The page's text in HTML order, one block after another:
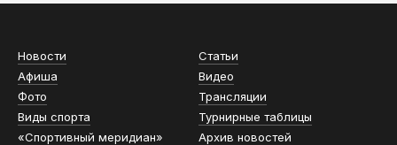
Новости
Статьи
Афиша
Видео
Фото
Трансляции
Виды спорта
Турнирные таблицы
«Спортивный меридиан»
Архив новостей